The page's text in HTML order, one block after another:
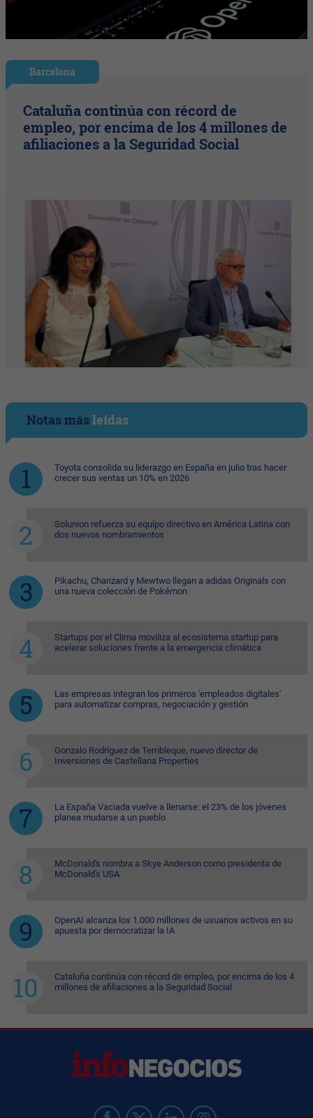
Barcelona
Cataluña continúa con récord de
empleo, por encima de los 4 millones de
afiliaciones a la Seguridad Social
Notas másleídas
Toyota consolida su liderazgo en España en julio tras hacer
crecer sus ventas un 10% en 2026
Solunion refuerza su equipo directivo en América Latina con
dos nuevos nombramientos
Pikachu, Charizard y Mewtwo llegan a adidas Originals con
una nueva colección de Pokémon
Startups por el Clima moviliza al ecosistema startup para
acelerar soluciones frente a la emergencia climática
Las empresas integran los primeros 'empleados digitales'
para automatizar compras, negociación y gestión
Gonzalo Rodríguez de Tembleque, nuevo director de
Inversiones de Castellana Properties
La España Vaciada vuelve a llenarse: el 23% de los jóvenes
planea mudarse a un pueblo
McDonald's nombra a Skye Anderson como presidenta de
McDonald's USA
OpenAI alcanza los 1.000 millones de usuarios activos en su
apuesta por democratizar la IA
Cataluña continúa con récord de empleo, por encima de los 4
millones de afiliaciones a la Seguridad Social